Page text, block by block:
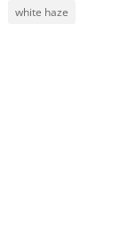
white haze